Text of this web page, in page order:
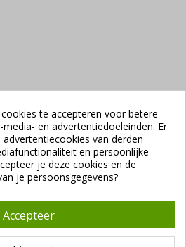
te accepteren voor betere
en advertentiedoeleinden. Er
van derden
en persoonlijke
je deze cookies en de
je persoonsgegevens?
Accepteer